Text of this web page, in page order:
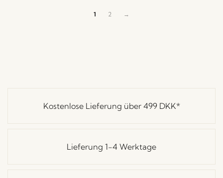
1 2 →
Kostenlose Lieferung über 499 DKK*
Lieferung 1-4 Werktage